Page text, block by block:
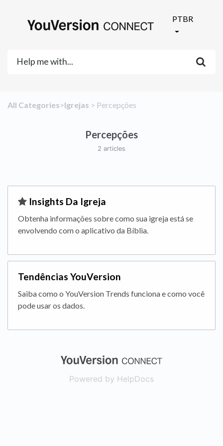
PTBR
All Categories​>​​Igrejas ​ > ​ ​Percepções
Percepções
2 articles
​Insights Da Igreja
Obtenha informações sobre como sua igreja está se
envolvendo com o aplicativo da Bíblia.
Tendências YouVersion
Saiba como o YouVersion Trends funciona e como você
pode usar os dados.
(opens in a
Powered by HelpDocs